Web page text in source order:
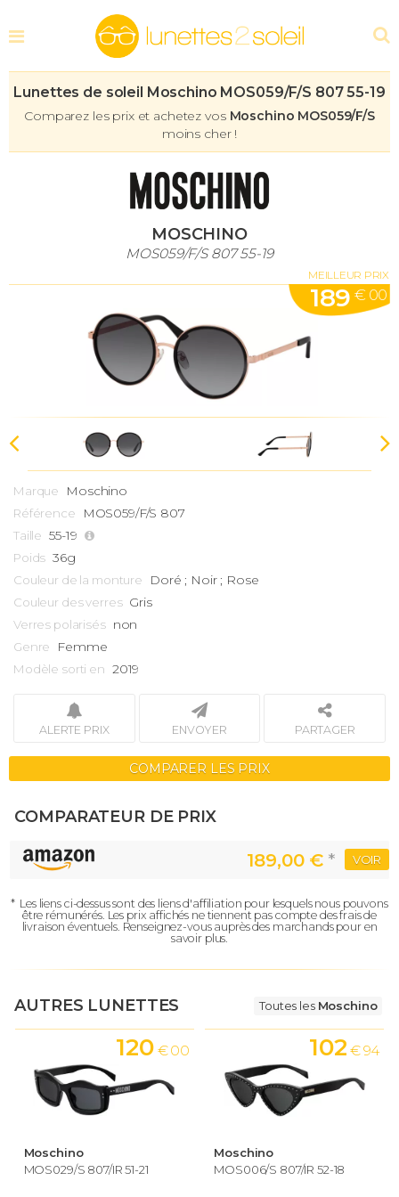
Lunettes de soleil Moschino MOS059/F/S 807 55-19
Comparez les prix et achetez vos Moschino MOS059/F/S
moins cher !
MOSCHINO
MOS059/F/S 807 55-19
MEILLEUR PRIX
189 € 00
Marque Moschino
Référence MOS059/F/S 807
Taille 55-19
Poids 36g
Couleur de la monture Doré ; Noir ; Rose
Couleur des verres Gris
Verres polarisés non
Genre Femme
Modèle sorti en 2019
ALERTE PRIX ENVOYER PARTAGER
COMPARER LES PRIX
COMPARATEUR DE PRIX
189,00 € * VOIR
* Les liens ci-dessus sont des liens d'affiliation pour lesquels nous pouvons
être rémunérés. Les prix affichés ne tiennent pas compte des frais de
livraison éventuels. Renseignez-vous auprès des marchands pour en
savoir plus.
AUTRES LUNETTES Toutes les Moschino
Moschino
MOS029/S 807/IR 51-21
120 € 00
Moschino
MOS006/S 807/IR 52-18
102 € 94